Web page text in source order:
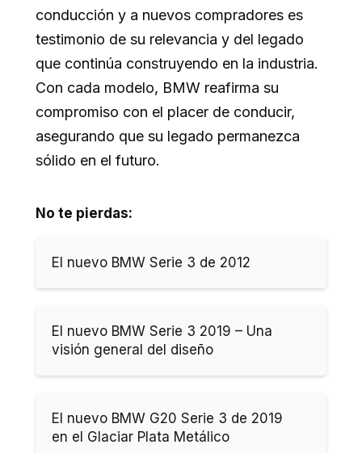
conducción y a nuevos compradores es
testimonio de su relevancia y del legado
que continúa construyendo en la industria.
Con cada modelo, BMW reafirma su
compromiso con el placer de conducir,
asegurando que su legado permanezca
sólido en el futuro.
No te pierdas:
El nuevo BMW Serie 3 de 2012
El nuevo BMW Serie 3 2019 – Una
visión general del diseño
El nuevo BMW G20 Serie 3 de 2019
en el Glaciar Plata Metálico